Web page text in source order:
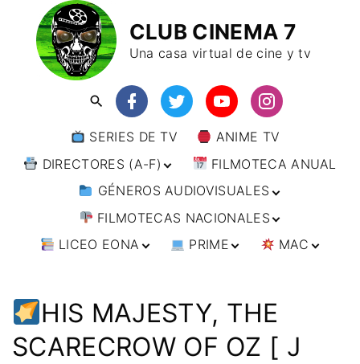
CLUB CINEMA 7
Una casa virtual de cine y tv
SERIES DE TV
ANIME TV
DIRECTORES (A-F)
DIRECTORES (F-L)
DIRECTORES (L-
W)
FILMOTECA ANUAL
GÉNEROS AUDIOVISUALES
ANIMACIÓN
ARTES MARCIALES
CINE DOCUMENTAL
CINE NEGRO / CRIMEN /
ESPIONAJE
FILMOTECAS NACIONALES
AFRICA
BRASIL
ESTADOS UNIDOS
ASIA
INDIA
RUSIA
EUROPA
AUSTRIA
OCEANIA AUSTRALIA
LICEO EONA
TALLERES
ONLINE
FILM DOCTOR
PRIME
IMPRESCINDIBLES
ARTÍCULOS
MAC
🗨 CÓMICS
HIS MAJESTY, THE
SCARECROW OF OZ [ J